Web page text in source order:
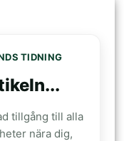
TIDNING
tillgång till alla
nära dig,